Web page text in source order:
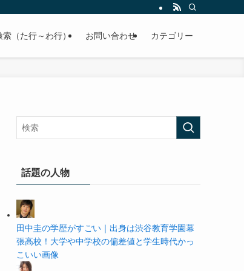
・大学の偏差値まで紹介していきます。
索（た行～わ行） お問い合わせ カテゴリー
話題の人物
田中圭の学歴がすごい｜出身は渋谷教育学園幕
張高校！大学や中学校の偏差値と学生時代かっ
こいい画像